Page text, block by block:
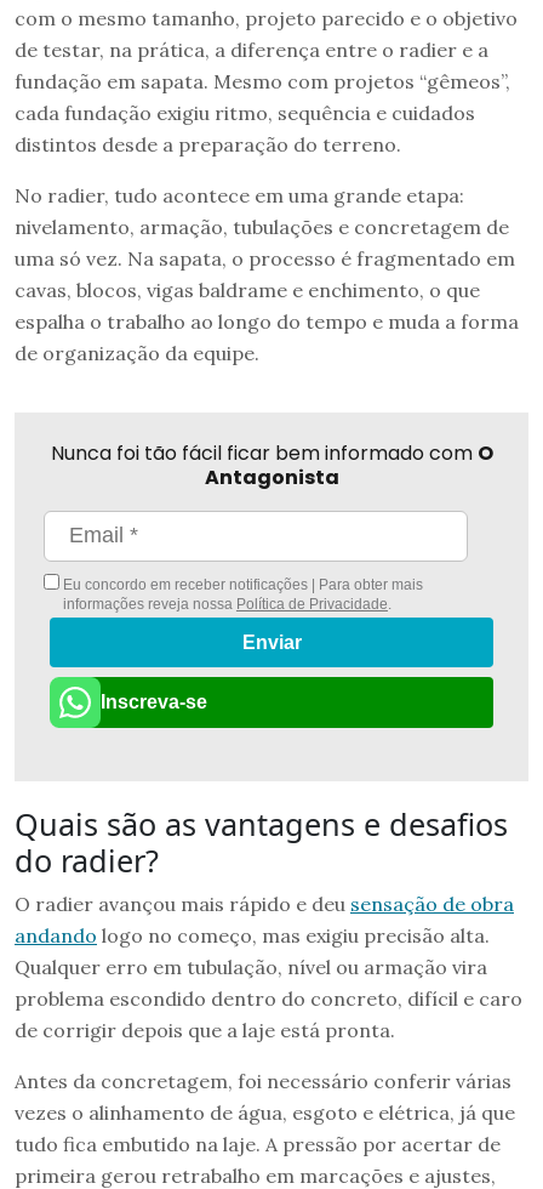
com o mesmo tamanho, projeto parecido e o objetivo
de testar, na prática, a diferença entre o radier e a
fundação em sapata. Mesmo com projetos “gêmeos”,
cada fundação exigiu ritmo, sequência e cuidados
distintos desde a preparação do terreno.
No radier, tudo acontece em uma grande etapa:
nivelamento, armação, tubulações e concretagem de
uma só vez. Na sapata, o processo é fragmentado em
cavas, blocos, vigas baldrame e enchimento, o que
espalha o trabalho ao longo do tempo e muda a forma
de organização da equipe.
Nunca foi tão fácil ficar bem informado com O
Antagonista
Eu concordo em receber notificações | Para obter mais
informações reveja nossa Política de Privacidade
Enviar
Inscreva-se
Quais são as vantagens e desafios
do radier?
O radier avançou mais rápido e deu sensação de obra
andando logo no começo, mas exigiu precisão alta.
Qualquer erro em tubulação, nível ou armação vira
problema escondido dentro do concreto, difícil e caro
de corrigir depois que a laje está pronta.
Antes da concretagem, foi necessário conferir várias
vezes o alinhamento de água, esgoto e elétrica, já que
tudo fica embutido na laje. A pressão por acertar de
primeira gerou retrabalho em marcações e ajustes,